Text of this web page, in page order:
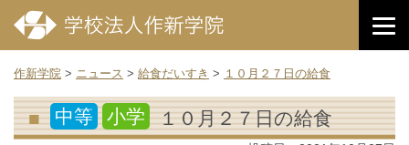
作新学院 > ニュース > 給食だいすき > １０月２７日の給食
中等 小学 １０月２７日の給食